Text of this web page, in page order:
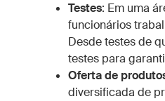
Testes: Em uma
funcionários
Desde testes de
testes para
Oferta de
diversificada de